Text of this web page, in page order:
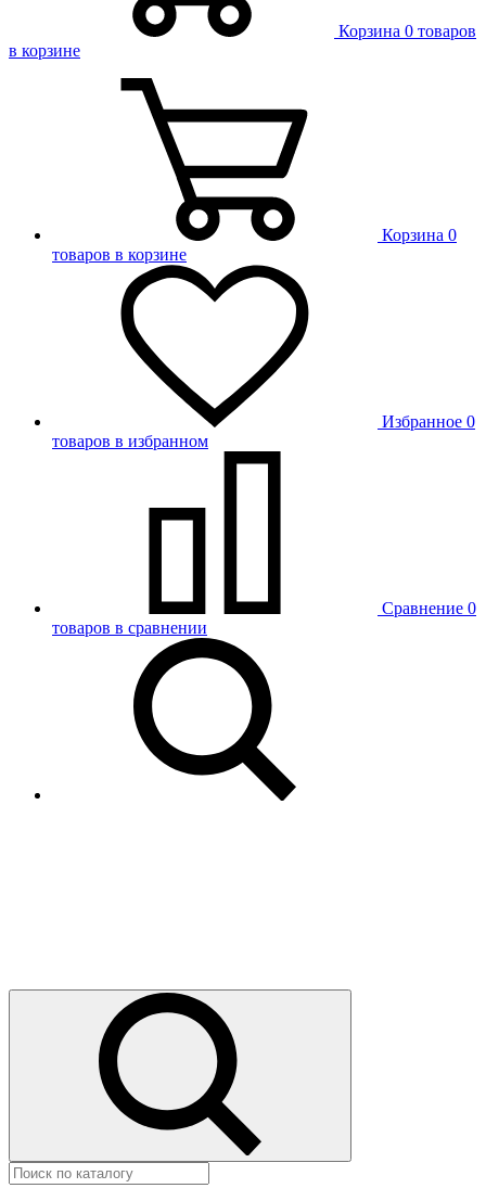
Корзина 0 товаров
в корзине
Корзина 0
товаров в корзине
Избранное 0
товаров в избранном
Сравнение 0
товаров в сравнении